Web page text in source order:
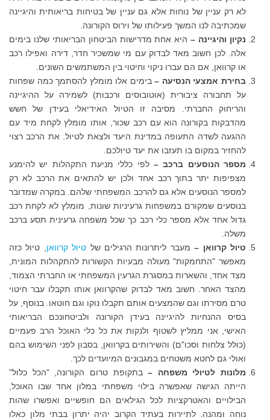
לא רק עניין של נוחות אלא גם עניין של בטיחות בריאותית והיגיינה
שמכתיבה לנו המשך פעילותו של וירוס הקורונה.
נקיון והיגיינה –היא אחת מדרישות הביטחון הבריאותי שלנו בימים
אלה. לכן חשוב מאד לבדוק עם מי שמשכיר חדר, דירה ואפילו רכב
או קרוואן, אם הם עברו ניקוי וחיטוי בין המשתמשים השונים.
בחירת אמצעי הנסיעה –בימים אלו מומלץ להסתמך כמה שפחות
על תחבורה ציבורית (אוטובוסים ורכבות) לשמירה על ההיגיינה
והריחוק החברתי. מסיבה זו הטיול האידיאלי בעידן של חשש
מהדבקות בקורונה הוא עם רכב שכור, אותו מומלץ לקחת מיד עם
ההגעה לשדה התעופה במדינת היעד ולצאת לטיול. את הרכב רצוי
להחזיר במקום בו תעזבו את יעד טיולכם.
מספר הנוסעים ברכב – לפי כללי מניעת התקהלות יש להימנע
מצפיפות יתר בתוך רכב אחד ולכן יש להתאים את הרכב לא רק
למספר הנוסעים אלא גם להרכב המשפחתי שלהם. במקרה שמדובר
בנוסעים שמקורם במשפחות גרעיניות שונות, מומלץ לא לקחת רכב
גדול אחד אלא מספר כלי רכב כך שכל משפחה גרעינית תסע ברכב
משלה.
טיול קרוואן –מעבר ליתרונות הרגילים של טיול קרוואן , טיול כזה
מאפשר "התחמקות" מעולה מבעיות הקשורות להתקהלות המונית,
מצד אחד, והשארות במסגרת הגרעין המשפחתי או החברתי הצמוד,
מהצד האחר. חשוב מאד לבדוק שהקרוואן אותו תקבלו עבר חיטוי
טרם מסירתו וגם שהמצעים אותם תקבלו נוקו וגם חוטאו. בנוסף, על
בסיס ההנחיות להיגיינה בעידן הקורונה ולביטחונכם הבריאותי
האישי, אני ממליץ לשטוף ולנקות את כל כלי האוכל הרב פעמיים
(כולל צלחות וסכו"ם) והשירותים בקרוואן, בסבון לפני השימוש בהם
ואולי גם לחטא משטחים במגבונים המיועדים לכך.
מלונות לטיולי משפחה –בתקופת טרום הקורונה, "הכל כלול"
הייתה הגישה שאפשרה בילוי משפחתי במלון אחד שבו האוכל,
הבילויים והאטרקציות לכל הגילאים הם חופשיים ואפשרו שהות
נוחה ומהנה. לתיירות בעתיד הקרוב יהיה יתרון בבתי מלון כאלו